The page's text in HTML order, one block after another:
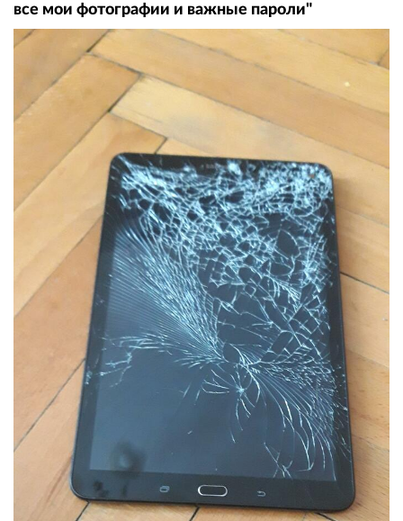
все мои фотографии и важные пароли"